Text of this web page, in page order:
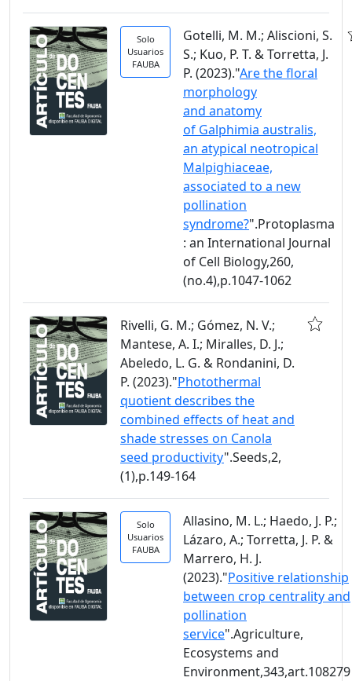
Solo
Usuarios
FAUBA
Gotelli, M. M.; Aliscioni, S.
S.; Kuo, P. T. & Torretta, J.
P. (2023)."Are the floral
morphology
and anatomy
of Galphimia australis,
an atypical neotropical
Malpighiaceae,
associated to a new
pollination
syndrome?".Protoplasma
: an International Journal
of Cell Biology,260,
(no.4),p.1047-1062
Rivelli, G. M.; Gómez, N. V.;
Mantese, A. I.; Miralles, D. J.;
Abeledo, L. G. & Rondanini, D.
P. (2023)."Photothermal
quotient describes the
combined effects of heat and
shade stresses on Canola
seed productivity".Seeds,2,
(1),p.149-164
Solo
Usuarios
FAUBA
Allasino, M. L.; Haedo, J. P.;
Lázaro, A.; Torretta, J. P. &
Marrero, H. J.
(2023)."Positive relationship
between crop centrality and
pollination
service".Agriculture,
Ecosystems and
Environment,343,art.108279